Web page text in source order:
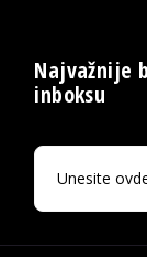
Najvažnije
inboksu